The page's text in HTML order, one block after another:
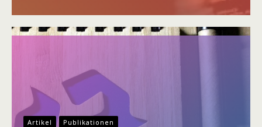
Artikel Publikationen